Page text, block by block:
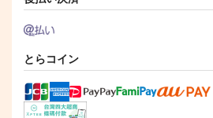
作品詳細
じけんじゃけん! 6
白泉社
660円（税込）
講談社
704円（税込）
とらコイン